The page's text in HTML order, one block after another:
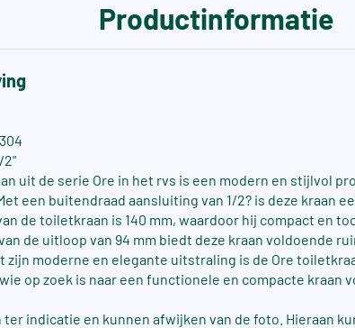
Productinformatie
2"
uit de serie Ore in het rvs is een modern en stijlvol
een buitendraad aansluiting van 1/2? is deze kraan
de toiletkraan is 140 mm, waardoor hij compact en
de uitloop van 94 mm biedt deze kraan voldoende
zijn moderne en elegante uitstraling is de Ore
op zoek is naar een functionele en compacte kraan
ter indicatie en kunnen afwijken van de foto. Hieraan